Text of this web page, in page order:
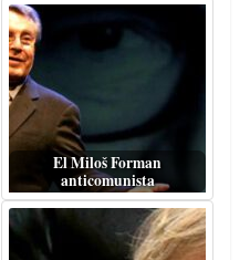
El Miloš Forman
anticomunista